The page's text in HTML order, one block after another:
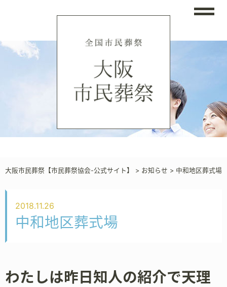
大阪市民葬祭【市民葬祭協会-公式サイト】 > お知らせ > 中和地区葬式場
2018.11.26
中和地区葬式場
わたしは昨日知人の紹介で天理